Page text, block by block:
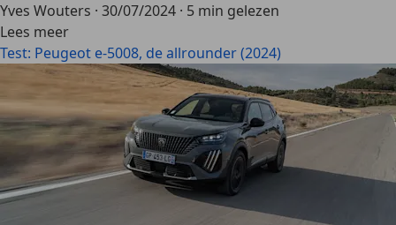
Yves Wouters · 30/07/2024 · 5 min gelezen
Lees meer
Test: Peugeot e-5008, de allrounder (2024)